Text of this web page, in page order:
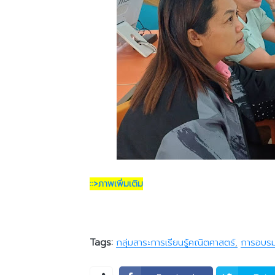
::>ภาพเพิ่มเติม
Tags: กลุ่มสาระการเรียนรู้คณิตศาสตร์ การอบร